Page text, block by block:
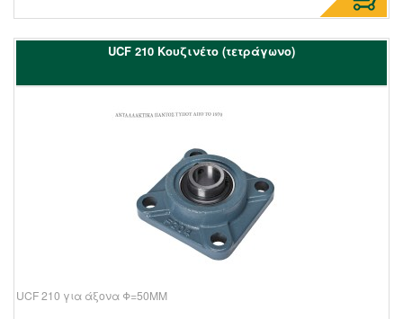
UCF 210 Kουζινέτο (τετράγωνο)
UCF 210 για άξονα Φ=50ΜΜ